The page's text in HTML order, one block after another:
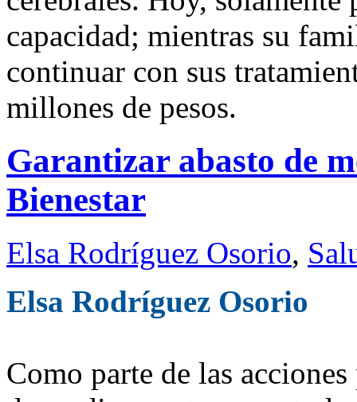
capacidad; mientras su
continuar con sus
millones de pesos.
Garantizar abasto de
Bienestar
Elsa Rodríguez Osorio,
Elsa Rodríguez Osorio
Como parte de las